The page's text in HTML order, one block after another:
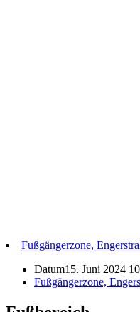
Fußgängerzone,
Datum15. Juni 2024
Fußgängerzone,